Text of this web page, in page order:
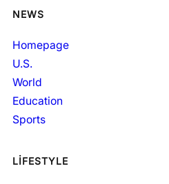
NEWS
Homepage
U.S.
World
Education
Sports
LIFESTYLE